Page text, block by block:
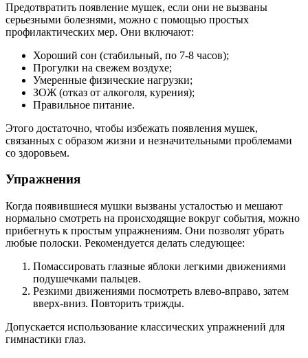
Предотвратить появление мушек, если они не вызваны
серьезными болезнями, можно с помощью простых
профилактических мер. Они включают:
Хороший сон (стабильный, по 7-8 часов);
Прогулки на свежем воздухе;
Умеренные физические нагрузки;
ЗОЖ (отказ от алкоголя, курения);
Правильное питание.
Этого достаточно, чтобы избежать появления мушек,
связанных с образом жизни и незначительными проблемами
со здоровьем.
Упражнения
Когда появившиеся мушки вызваны усталостью и мешают
нормально смотреть на происходящие вокруг события, можно
прибегнуть к простым упражнениям. Они позволят убрать
любые полоски. Рекомендуется делать следующее:
Помассировать глазные яблоки легкими движениями
подушечками пальцев.
Резкими движениями посмотреть влево-вправо, затем
вверх-вниз. Повторить трижды.
Допускается использование классических упражнений для
гимнастики глаз.